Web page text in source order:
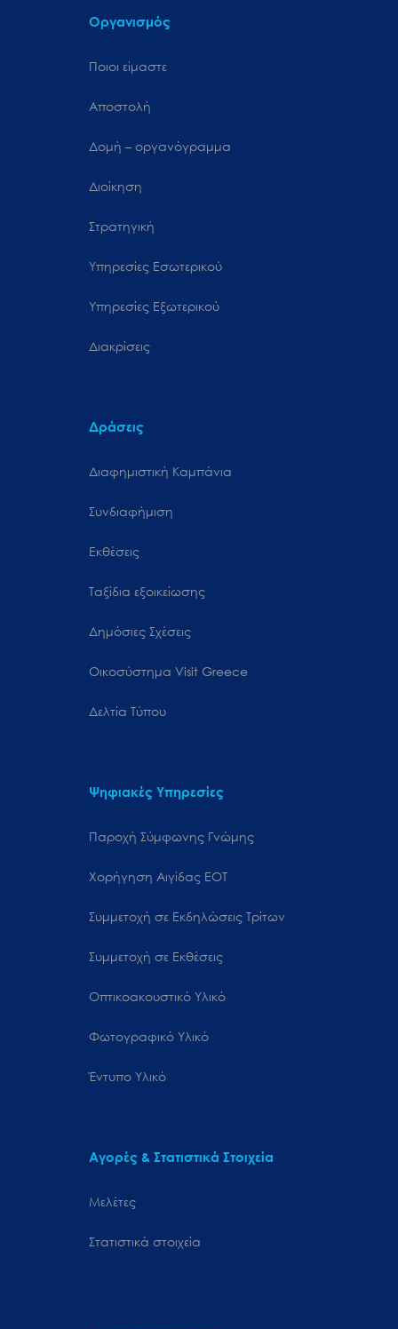
Οργανισμός
Ποιοι είμαστε
Αποστολή
Δομή – οργανόγραμμα
Διοίκηση
Στρατηγική
Υπηρεσίες Εσωτερικού
Υπηρεσίες Εξωτερικού
Διακρίσεις
Δράσεις
Διαφημιστική Καμπάνια
Συνδιαφήμιση
Εκθέσεις
Ταξίδια εξοικείωσης
Δημόσιες Σχέσεις
Oικοσύστημα Visit Greece
Δελτία Τύπου
Ψηφιακές Υπηρεσίες
Παροχή Σύμφωνης Γνώμης
Χορήγηση Αιγίδας ΕΟΤ
Συμμετοχή σε Εκδηλώσεις Τρίτων
Συμμετοχή σε Εκθέσεις
Οπτικοακουστικό Υλικό
Φωτογραφικό Υλικό
Έντυπο Υλικό
Αγορές & Στατιστικά Στοιχεία
Μελέτες
Στατιστικά στοιχεία